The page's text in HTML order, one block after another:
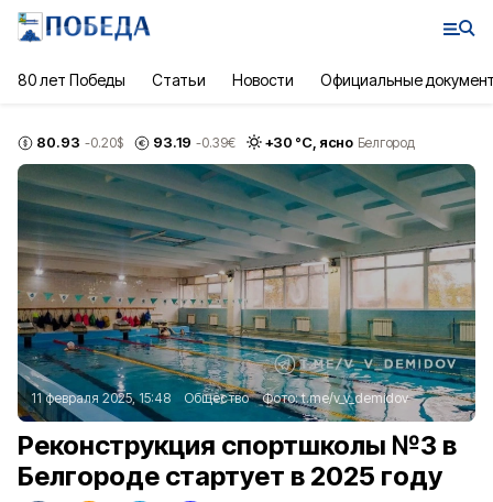
80 лет Победы Статьи Новости Официальные
80.93 -0.20$ 93.19 -0.39€ +30 °С, ясно Белгород
11 февраля 2025, 15:48 Общество Фото:t.me/v_v_demidov
Реконструкция спортшколы №3 в
Белгороде стартует в 2025 году